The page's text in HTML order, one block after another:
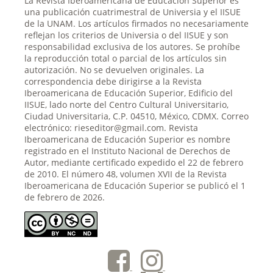
una publicación cuatrimestral de Universia y el IISUE
de la UNAM. Los artículos firmados no necesariamente
reflejan los criterios de Universia o del IISUE y son
responsabilidad exclusiva de los autores. Se prohíbe
la reproducción total o parcial de los artículos sin
autorización. No se devuelven originales. La
correspondencia debe dirigirse a la Revista
Iberoamericana de Educación Superior, Edificio del
IISUE, lado norte del Centro Cultural Universitario,
Ciudad Universitaria, C.P. 04510, México, CDMX. Correo
electrónico: rieseditor@gmail.com. Revista
Iberoamericana de Educación Superior es nombre
registrado en el Instituto Nacional de Derechos de
Autor, mediante certificado expedido el 22 de febrero
de 2010. El número 48, volumen XVII de la Revista
Iberoamericana de Educación Superior se publicó el 1
de febrero de 2026.